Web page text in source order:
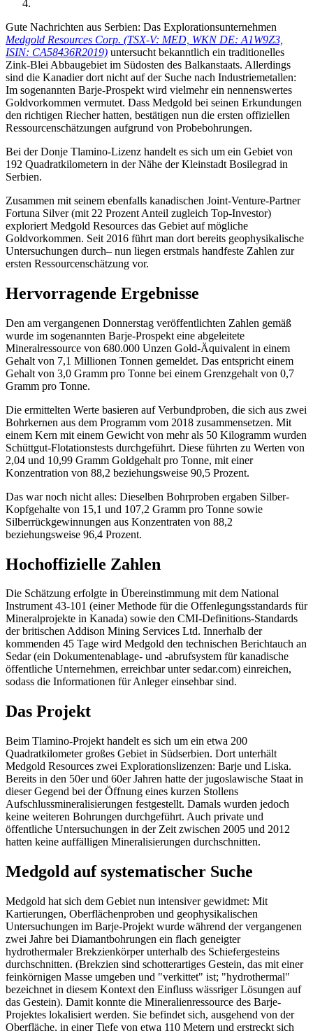
Gute Nachrichten aus Serbien: Das Explorationsunternehmen
Medgold Resources Corp. (TSX-V: MED, WKN DE: A1W9Z3,
ISIN: CA58436R2019) untersucht bekanntlich ein traditionelles
Zink-Blei Abbaugebiet im Südosten des Balkanstaats. Allerdings
sind die Kanadier dort nicht auf der Suche nach Industriemetallen:
Im sogenannten Barje-Prospekt wird vielmehr ein nennenswertes
Goldvorkommen vermutet. Dass Medgold bei seinen Erkundungen
den richtigen Riecher hatten, bestätigen nun die ersten offiziellen
Ressourcenschätzungen aufgrund von Probebohrungen.
Bei der Donje Tlamino-Lizenz handelt es sich um ein Gebiet von
192 Quadratkilometern in der Nähe der Kleinstadt Bosilegrad in
Serbien.
Zusammen mit seinem ebenfalls kanadischen Joint-Venture-Partner
Fortuna Silver (mit 22 Prozent Anteil zugleich Top-Investor)
exploriert Medgold Resources das Gebiet auf mögliche
Goldvorkommen. Seit 2016 führt man dort bereits geophysikalische
Untersuchungen durch– nun liegen erstmals handfeste Zahlen zur
ersten Ressourcenschätzung vor.
Hervorragende Ergebnisse
Den am vergangenen Donnerstag veröffentlichten Zahlen gemäß
wurde im sogenannten Barje-Prospekt eine abgeleitete
Mineralressource von 680.000 Unzen Gold-Äquivalent in einem
Gehalt von 7,1 Millionen Tonnen gemeldet. Das entspricht einem
Gehalt von 3,0 Gramm pro Tonne bei einem Grenzgehalt von 0,7
Gramm pro Tonne.
Die ermittelten Werte basieren auf Verbundproben, die sich aus zwei
Bohrkernen aus dem Programm vom 2018 zusammensetzen. Mit
einem Kern mit einem Gewicht von mehr als 50 Kilogramm wurden
Schüttgut-Flotationstests durchgeführt. Diese führten zu Werten von
2,04 und 10,99 Gramm Goldgehalt pro Tonne, mit einer
Konzentration von 88,2 beziehungsweise 90,5 Prozent.
Das war noch nicht alles: Dieselben Bohrproben ergaben Silber-
Kopfgehalte von 15,1 und 107,2 Gramm pro Tonne sowie
Silberrückgewinnungen aus Konzentraten von 88,2
beziehungsweise 96,4 Prozent.
Hochoffizielle Zahlen
Die Schätzung erfolgte in Übereinstimmung mit dem National
Instrument 43-101 (einer Methode für die Offenlegungsstandards für
Mineralprojekte in Kanada) sowie den CMI-Definitions-Standards
der britischen Addison Mining Services Ltd. Innerhalb der
kommenden 45 Tage wird Medgold den technischen Berichtauch an
Sedar (ein Dokumentenablage- und -abrufsystem für kanadische
öffentliche Unternehmen, erreichbar unter sedar.com) einreichen,
sodass die Informationen für Anleger einsehbar sind.
Das Projekt
Beim Tlamino-Projekt handelt es sich um ein etwa 200
Quadratkilometer großes Gebiet in Südserbien. Dort unterhält
Medgold Resources zwei Explorationslizenzen: Barje und Liska.
Bereits in den 50er und 60er Jahren hatte der jugoslawische Staat in
dieser Gegend bei der Öffnung eines kurzen Stollens
Aufschlussmineralisierungen festgestellt. Damals wurden jedoch
keine weiteren Bohrungen durchgeführt. Auch private und
öffentliche Untersuchungen in der Zeit zwischen 2005 und 2012
hatten keine auffälligen Mineralisierungen durchschnitten.
Medgold auf systematischer Suche
Medgold hat sich dem Gebiet nun intensiver gewidmet: Mit
Kartierungen, Oberflächenproben und geophysikalischen
Untersuchungen im Barje-Projekt wurde während der vergangenen
zwei Jahre bei Diamantbohrungen ein flach geneigter
hydrothermaler Brekzienkörper unterhalb des Schiefergesteins
durchschnitten. (Brekzien sind schotterartiges Gestein, das mit einer
feinkörnigen Masse umgeben und "verkittet" ist; "hydrothermal"
bezeichnet in diesem Kontext den Einfluss wässriger Lösungen auf
das Gestein). Damit konnte die Mineralienressource des Barje-
Projektes lokalisiert werden. Sie befindet sich, ausgehend von der
Oberfläche, in einer Tiefe von etwa 110 Metern und erstreckt sich